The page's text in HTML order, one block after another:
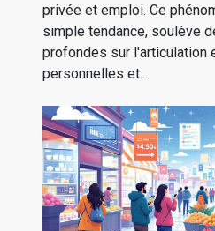
privée et emploi. Ce
simple tendance, soulève
profondes sur l'articulation
personnelles et...